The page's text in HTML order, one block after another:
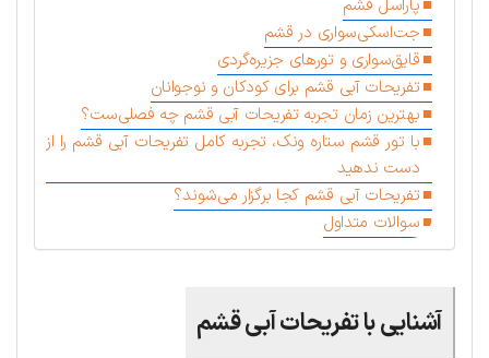
پاراسل قشم
جت‌اسکی‌سواری در قشم
قایق‌سواری و تورهای جزیره‌گردی
تفریحات آبی قشم برای کودکان و نوجوانان
بهترین زمان تجربه تفریحات آبی قشم چه فصلی‌ست؟
با تور قشم ستاره ونک، تجربه کامل تفریحات آبی قشم را از
دست ندهید
تفریحات آبی قشم کجا برگزار می‌شوند؟
سوالات متداول
آشنایی با تفریحات آبی قشم